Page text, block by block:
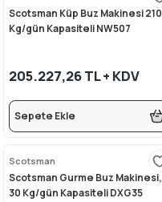
Scotsman Küp Buz Makinesi 210
Kg/gün Kapasiteli NW507
205.227,26 TL + KDV
Sepete Ekle
Scotsman
Scotsman Gurme Buz Makinesi,
30 Kg/gün Kapasiteli DXG35